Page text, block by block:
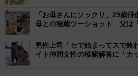
番組では、ハワイへ家族旅行に出か
ミさんとおしゃべりしながらウォー
となど、にぎやかな日常も明かされ
ローゼットに「推し活グッズ」を隠
「お母さんにソックリ」29歳
母との秘蔵ツーショット 父は
男性上司「セで始まってスで
イト仲間女性の模範解答に「カ